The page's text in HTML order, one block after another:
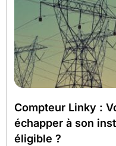
Compteur Linky :
échapper à son
éligible ?